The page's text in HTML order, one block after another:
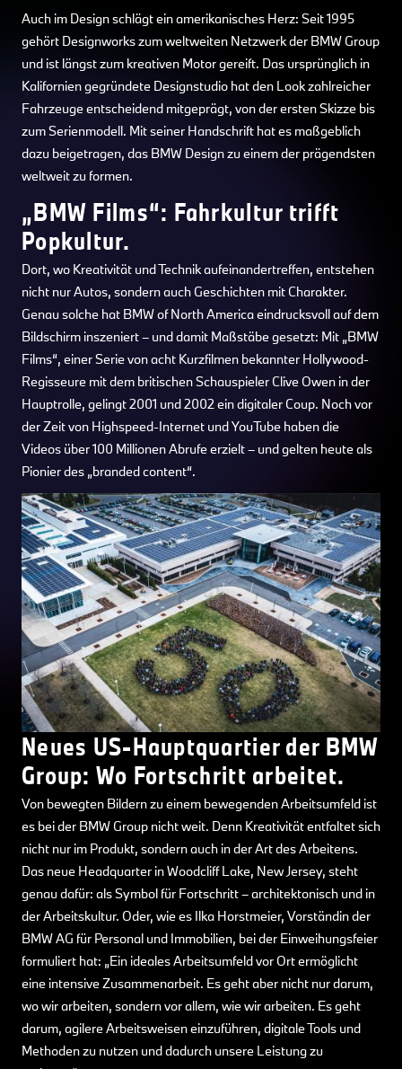
Auch im Design schlägt ein amerikanisches Herz: Seit 1995
gehört Designworks zum weltweiten Netzwerk der BMW Group
und ist längst zum kreativen Motor gereift. Das ursprünglich in
Kalifornien gegründete Designstudio hat den Look zahlreicher
Fahrzeuge entscheidend mitgeprägt, von der ersten Skizze bis
zum Serienmodell. Mit seiner Handschrift hat es maßgeblich
dazu beigetragen, das BMW Design zu einem der prägendsten
weltweit zu formen.
„BMW Films“: Fahrkultur trifft
Popkultur.
Dort, wo Kreativität und Technik aufeinandertreffen, entstehen
nicht nur Autos, sondern auch Geschichten mit Charakter.
Genau solche hat BMW of North America eindrucksvoll auf dem
Bildschirm inszeniert – und damit Maßstäbe gesetzt: Mit „BMW
Films“, einer Serie von acht Kurzfilmen bekannter Hollywood-
Regisseure mit dem britischen Schauspieler Clive Owen in der
Hauptrolle, gelingt 2001 und 2002 ein digitaler Coup. Noch vor
der Zeit von Highspeed-Internet und YouTube haben die
Videos über 100 Millionen Abrufe erzielt – und gelten heute als
Pionier des „branded content“.
Neues US-Hauptquartier der BMW
Group: Wo Fortschritt arbeitet.
Von bewegten Bildern zu einem bewegenden Arbeitsumfeld ist
es bei der BMW Group nicht weit. Denn Kreativität entfaltet sich
nicht nur im Produkt, sondern auch in der Art des Arbeitens.
Das neue Headquarter in Woodcliff Lake, New Jersey, steht
genau dafür: als Symbol für Fortschritt – architektonisch und in
der Arbeitskultur. Oder, wie es Ilka Horstmeier, Vorständin der
BMW AG für Personal und Immobilien, bei der Einweihungsfeier
formuliert hat: „Ein ideales Arbeitsumfeld vor Ort ermöglicht
eine intensive Zusammenarbeit. Es geht aber nicht nur darum,
wo wir arbeiten, sondern vor allem, wie wir arbeiten. Es geht
darum, agilere Arbeitsweisen einzuführen, digitale Tools und
Methoden zu nutzen und dadurch unsere Leistung zu